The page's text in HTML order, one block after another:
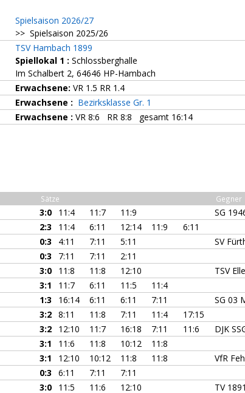
Spielsaison 2026/27
>> Spielsaison 2025/26
TSV Hambach 1899
Spiellokal 1 : Schlossberghalle
Im Schalbert 2, 64646 HP-Hambach
Erwachsene: VR 1.5 RR 1.4
Erwachsene : Bezirksklasse Gr. 1
Erwachsene : VR 8:6 RR 8:8 gesamt 16:14
Sätze Gegner
3:0 11:4 11:7 11:9 SG
2:3 11:4 6:11 12:14 11:9
6:11
0:3 4:11 7:11 5:11 SV
0:3 7:11 7:11
2:11
3:0 11:8 11:8 12:10 TSV
3:1 11:7 6:11 11:5
11:4
1:3 16:14 6:11 6:11 7:11 SG 03
3:2 8:11 11:8 7:11 11:4
17:15
3:2 12:10 11:7 16:18 7:11 11:6 DJK
3:1 11:6 11:8 10:12
11:8
3:1 12:10 10:12 11:8 11:8 VfR
0:3 6:11 7:11
7:11
3:0 11:5 11:6 12:10 TV